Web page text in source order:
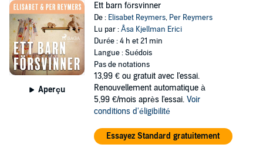
Aperçu
Ett barn försvinner
De : Elisabet Reymers, Per Reymers
Lu par :Åsa Kjellman Erici
Durée : 4 h et 21 min
Langue : Suédois
Pas de notations
13,99 € ou gratuit avec l'essai.
Renouvellement automatique à
5,99 €/mois après l'essai. Voir
conditions d'éligibilité
Essayez Standard gratuitement